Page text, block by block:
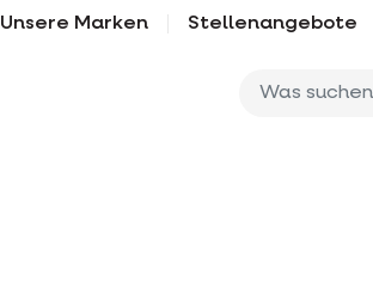
Unsere Marken Stellenangebote